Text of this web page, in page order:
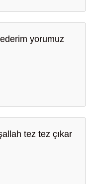
yorumuz
tez tez çıkar